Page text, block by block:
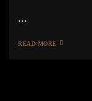
...
READ MORE